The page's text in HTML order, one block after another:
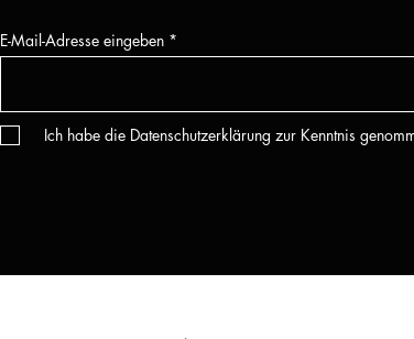
E-Mail-Adresse eingeben
Ich habe die Datenschutzerklärung zur Kenntnis